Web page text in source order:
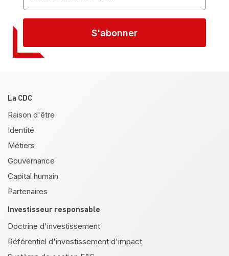
S'abonner
Pied de page
La CDC
Raison d'être
Identité
Métiers
Gouvernance
Capital humain
Partenaires
Investisseur responsable
Doctrine d'investissement
Référentiel d'investissement d'impact